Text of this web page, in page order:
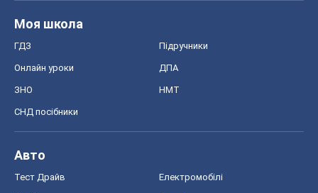
Моя школа
ГДЗ Підручники
Онлайн уроки ДПА
ЗНО НМТ
СНД посібники
Авто
Тест Драйв Електромобілі